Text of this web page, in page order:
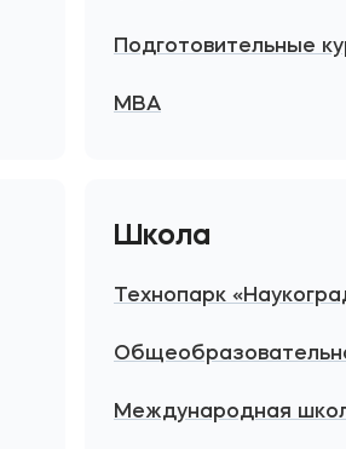
Подготовительные
MBA
Школа
Технопарк
Международная